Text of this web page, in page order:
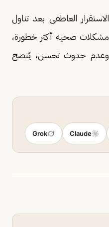
العاطفي بعد تناول
صحية أكثر خطورة،
وعدم حدوث تحسن، يُنصح
Claude
Grok